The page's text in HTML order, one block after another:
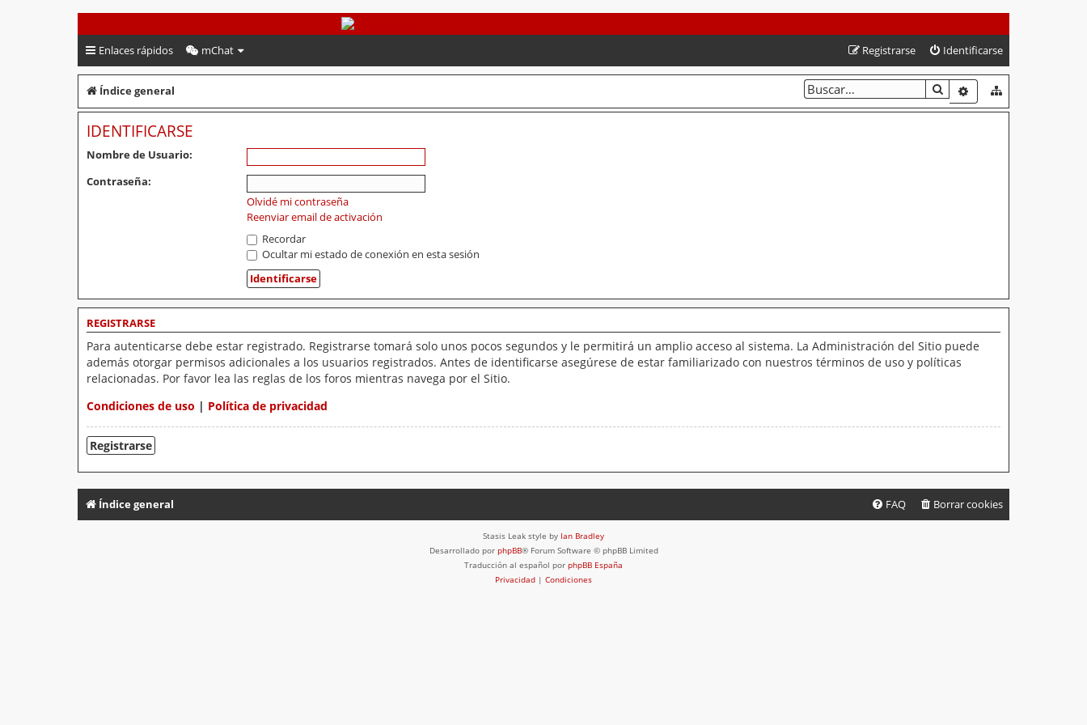
PeruVoley.com
Enlaces rápidos mChat Identificarse
Registrarse
Índice general BUSCARBÚSQUEDA
IDENTIFICARSE
Nombre de Usuario:
Contraseña:
Olvidé mi contraseña
Reenviar email de activación
Recordar
Ocultar mi estado de conexión en esta sesión
REGISTRARSE
Para autenticarse debe estar registrado. Registrarse tomará solo unos pocos segundos y le permitirá un amplio acceso al sistema. La Administración del Sitio puede
además otorgar permisos adicionales a los usuarios registrados. Antes de identificarse asegúrese de estar familiarizado con nuestros términos de uso y políticas
relacionadas. Por favor lea las reglas de los foros mientras navega por el Sitio.
Condiciones de uso | Política de privacidad
Registrarse
Índice general Borrar cookies
FAQ
Stasis Leak style by Ian Bradley
Desarrollado por phpBB® Forum Software © phpBB Limited
Traducción al español por phpBB España
Privacidad | Condiciones